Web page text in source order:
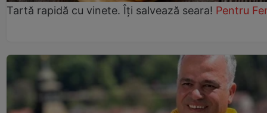
Tartă rapidă cu vinete. Îți salvează seara! Pentru